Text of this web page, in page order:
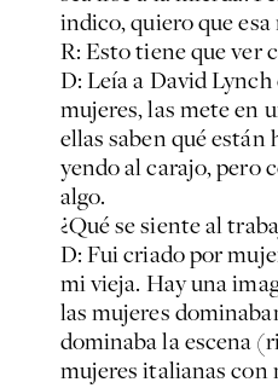
indico, quiero que esa
R: Esto tiene que ver
D: Leía a David
mujeres, las mete en
ellas saben qué están
yendo al carajo, pero
algo.
¿Qué se siente al
D: Fui criado por
mi vieja. Hay una
las mujeres
dominaba la escena
mujeres italianas con